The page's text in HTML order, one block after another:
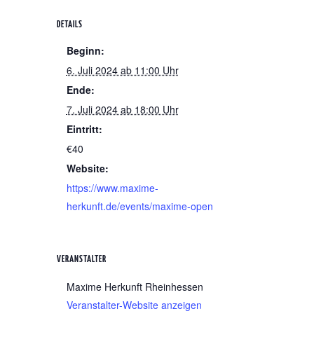
DETAILS
Beginn:
6. Juli 2024 ab 11:00 Uhr
Ende:
7. Juli 2024 ab 18:00 Uhr
Eintritt:
€40
Website:
https://www.maxime-
herkunft.de/events/maxime-open
VERANSTALTER
Maxime Herkunft Rheinhessen
Veranstalter-Website anzeigen